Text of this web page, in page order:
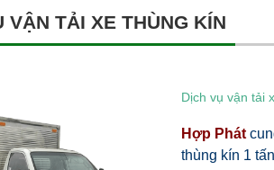
VẬN TẢI XE THÙNG KÍN
Dịch vụ vận tải
Hợp Phát
thùng kín 1